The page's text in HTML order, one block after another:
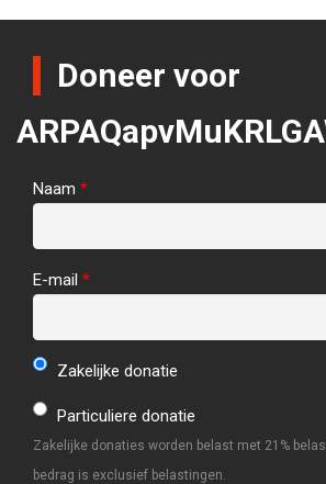
Doneer voor
Naam *
E-mail *
Zakelijke donatie
Particuliere donatie
Zakelijke donaties worden belast met 21%
bedrag is exclusief belastingen.